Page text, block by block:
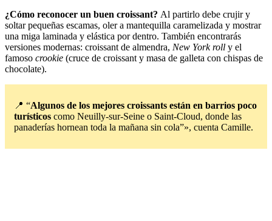
¿Cómo reconocer un buen croissant? Al partirlo debe crujir y
soltar pequeñas escamas, oler a mantequilla caramelizada y mostrar
una miga laminada y elástica por dentro. También encontrarás
versiones modernas: croissant de almendra, New York roll y el
famoso crookie (cruce de croissant y masa de galleta con chispas de
chocolate).
📍 “Algunos de los mejores croissants están en barrios poco
turísticos como Neuilly-sur-Seine o Saint-Cloud, donde las
panaderías hornean toda la mañana sin cola”», cuenta Camille.